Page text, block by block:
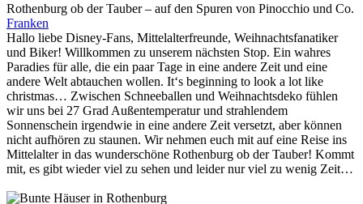
Rothenburg ob der Tauber – auf den Spuren von Pinocchio und Co.
Franken
Hallo liebe Disney-Fans, Mittelalterfreunde, Weihnachtsfanatiker
und Biker! Willkommen zu unserem nächsten Stop. Ein wahres
Paradies für alle, die ein paar Tage in eine andere Zeit und eine
andere Welt abtauchen wollen. It‘s beginning to look a lot like
christmas… Zwischen Schneeballen und Weihnachtsdeko fühlen
wir uns bei 27 Grad Außentemperatur und strahlendem
Sonnenschein irgendwie in eine andere Zeit versetzt, aber können
nicht aufhören zu staunen. Wir nehmen euch mit auf eine Reise ins
Mittelalter in das wunderschöne Rothenburg ob der Tauber! Kommt
mit, es gibt wieder viel zu sehen und leider nur viel zu wenig Zeit…